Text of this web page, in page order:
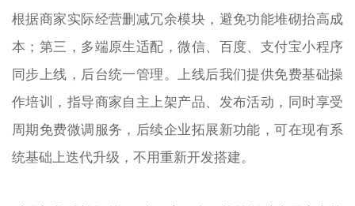
根据商家实际经营删减冗余模块，避免功能堆砌抬高成
本；第三，多端原生适配，微信、百度、支付宝小程序
同步上线，后台统一管理。上线后我们提供免费基础操
作培训，指导商家自主上架产品、发布活动，同时享受
周期免费微调服务，后续企业拓展新功能，可在现有系
统基础上迭代升级，不用重新开发搭建。